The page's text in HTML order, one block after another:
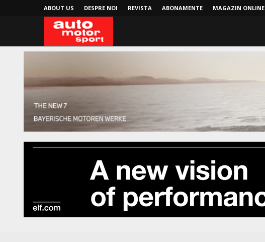
ABOUT US DESPRE NOI REVISTA ABONAMENTE MAGAZIN ONLINE